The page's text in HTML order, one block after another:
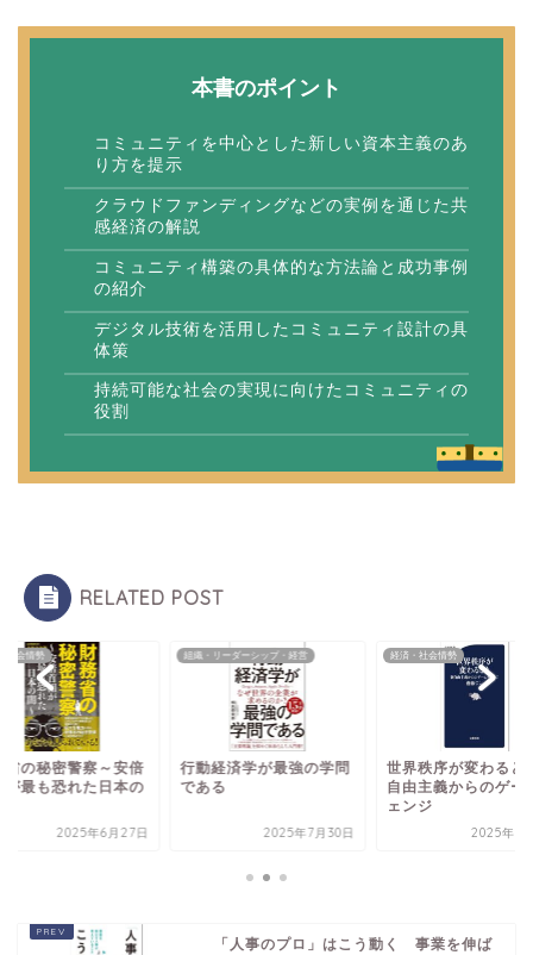
本書のポイント
コミュニティを中心とした新しい資本主義のあ
り方を提示
クラウドファンディングなどの実例を通じた共
感経済の解説
コミュニティ構築の具体的な方法論と成功事例
の紹介
デジタル技術を活用したコミュニティ設計の具
体策
持続可能な社会の実現に向けたコミュニティの
役割
RELATED POST
社会情勢
省の秘密警察～安倍
が最も恐れた日本の
2025年6月27日
組織・リーダーシップ・経営
行動経済学が最強の学問
である
2025年7月30日
経済・社会情勢
世界秩序が変わると
自由主義からのゲー
ェンジ
2025年7
「人事のプロ」はこう動く 事業を伸ば